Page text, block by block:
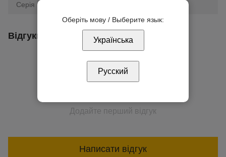
Серія
Відгуки
Додайте перший відгук
Написати відгук
Оберіть мову / Выберите язык:
Українська
Русский